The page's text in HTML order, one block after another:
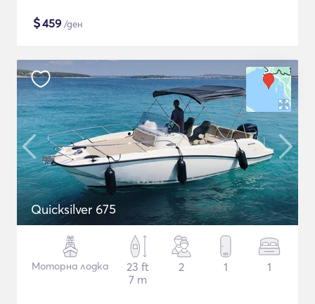
$459 /ден
Quicksilver 675
Моторна лодка
23 ft
7 m
2 1 1